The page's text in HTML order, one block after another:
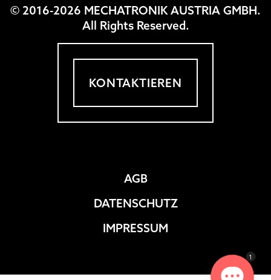
© 2016-2026 MECHATRONIK AUSTRIA GMBH.
All Rights Reserved.
KONTAKTIEREN
AGB
DATENSCHUTZ
IMPRESSUM